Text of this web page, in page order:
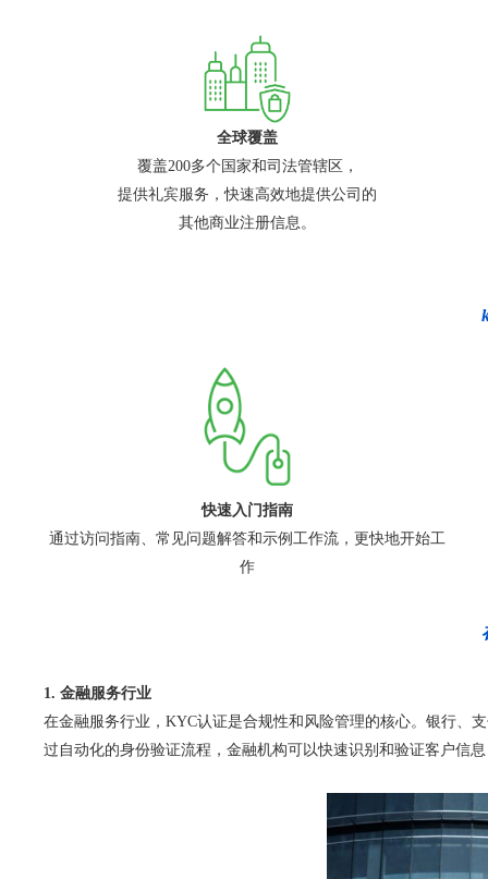
全球覆盖
覆盖200多个国家和司法管辖区，
提供礼宾服务，快速高效地提供公司的
其他商业注册信息。
快速入门指南
通过访问指南、常见问题解答和示例工作流，更快地开始工
作
1. 金融服务行业
在金融服务行业，KYC认证是合规性和风险管理的核心。银行、
过自动化的身份验证流程，金融机构可以快速识别和验证客户信